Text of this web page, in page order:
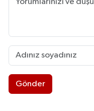
Gönder